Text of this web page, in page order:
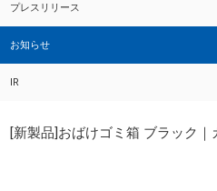
プレスリリース
お知らせ
IR
[新製品]おばけゴミ箱 ブラック｜